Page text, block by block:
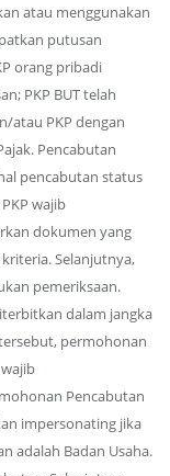
atau menggunakan
putusan
orang pribadi
PKP BUT telah
atau PKP dengan
Pencabutan
pencabutan status
wajib
dokumen yang
Selanjutnya,
pemeriksaan.
dalam jangka
permohonan
Pencabutan
impersonating jika
adalah Badan Usaha.